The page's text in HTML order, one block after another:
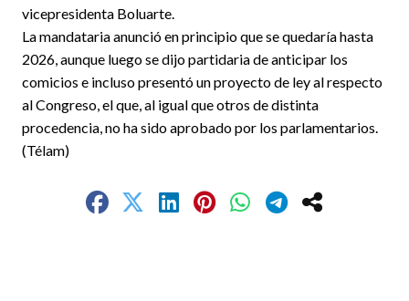
vicepresidenta Boluarte.
La mandataria anunció en principio que se quedaría hasta
2026, aunque luego se dijo partidaria de anticipar los
comicios e incluso presentó un proyecto de ley al respecto
al Congreso, el que, al igual que otros de distinta
procedencia, no ha sido aprobado por los parlamentarios.
(Télam)